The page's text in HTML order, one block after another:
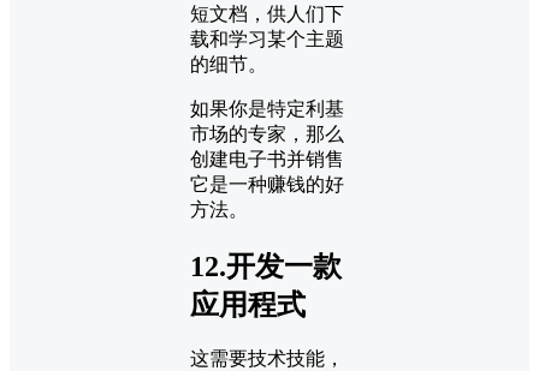
短文档，供人们下
载和学习某个主题
的细节。
如果你是特定利基
市场的专家，那么
创建电子书并销售
它是一种赚钱的好
方法。
12.开发一款
应用程式
这需要技术技能，